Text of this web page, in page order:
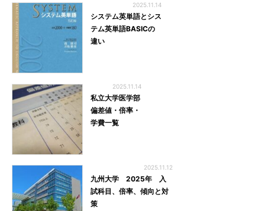
2025.11.14
システム英単語とシス
テム英単語BASICの
違い
2025.11.14
私立大学医学部
偏差値・倍率・
学費一覧
2025.11.12
九州大学 2025年 入
試科目、倍率、傾向と対
策